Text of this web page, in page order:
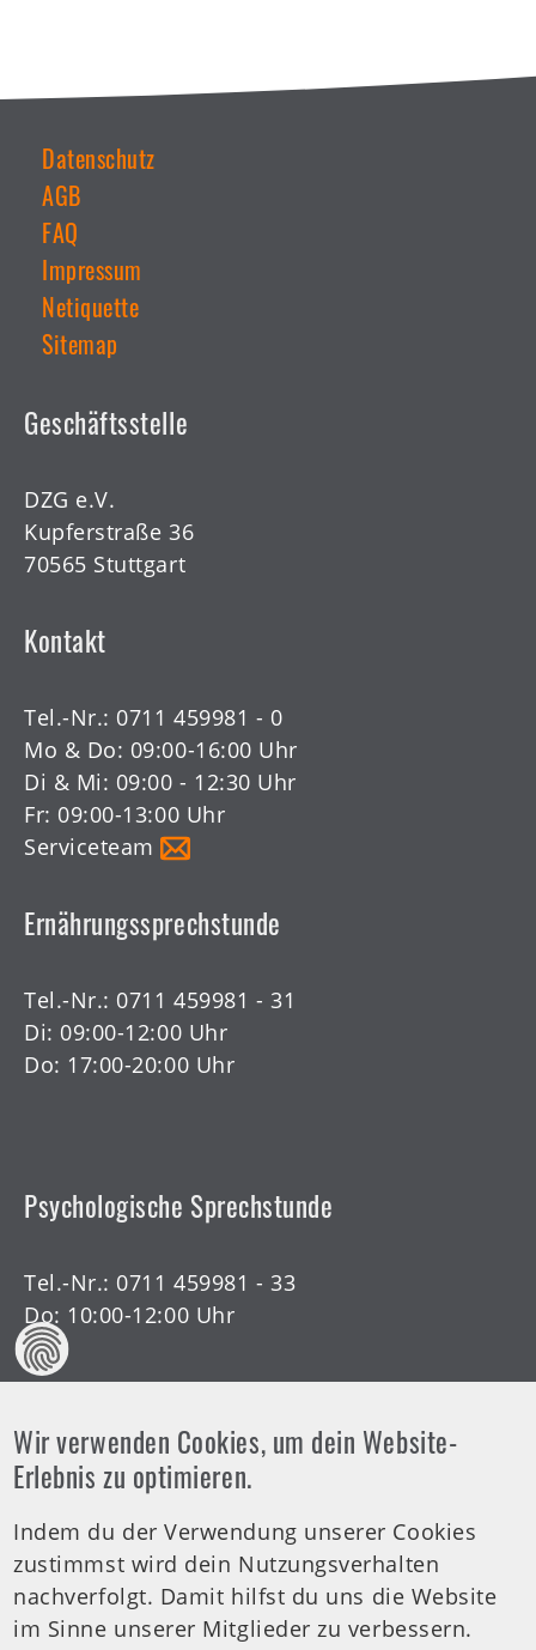
Weiterführende
Links
Datenschutz
AGB
FAQ
Impressum
Netiquette
Sitemap
Geschäftsstelle
DZG e.V.
Kupferstraße 36
70565 Stuttgart
Kontakt
Tel.-Nr.: 0711 459981 - 0
Mo & Do: 09:00-16:00 Uhr
Di & Mi: 09:00 - 12:30 Uhr
Fr: 09:00-13:00 Uhr
Serviceteam
Ernährungssprechstunde
Tel.-Nr.: 0711 459981 - 31
Di: 09:00-12:00 Uhr
Do: 17:00-20:00 Uhr
Psychologische Sprechstunde
Tel.-Nr.: 0711 459981 - 33
Do: 10:00-12:00 Uhr
Offene Arztsprechstunde
Tel.-Nr.: 0711 459981 - 30
Offene Sprechstunde
Di: 19:00-20:00 Uhr
Wir verwenden Cookies, um dein Website-
Erlebnis zu optimieren.
Indem du der Verwendung unserer Cookies
zustimmst wird dein Nutzungsverhalten
nachverfolgt. Damit hilfst du uns die Website
im Sinne unserer Mitglieder zu verbessern.